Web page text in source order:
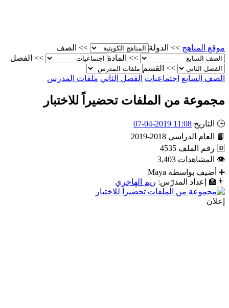
موقع المناهج >> الدولة >>
الصف
>>
المادة >>
الفصل
>>
القسم
الصف السابع
اجتماعيات الفصل الثاني ملفات المدرس
مجموعة من الملفات تحضيراً للاختبار
🕒 التاريخ 11:08 2019-04-07
📘
العام الدراسي 2018-2019
🆔 رقم الملف 4535
👁
المشاهدات 3,403
➕
أضيف بواسطة Maya
👨‍🏫
إعداد المدرّس: ريم الهاجري
إعلان